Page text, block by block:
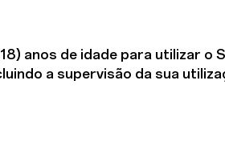
anos de idade para utilizar
a supervisão da sua